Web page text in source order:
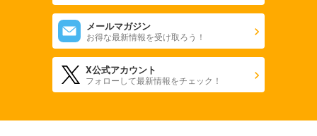
あらすじを表示する
写真ライフ2019年春号
カート
メールマガジン
お得な最新情報を受け取ろう！
X公式アカウント
フォローして最新情報をチェック！